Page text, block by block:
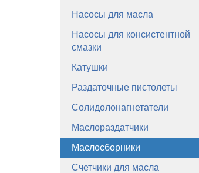
Насосы для масла
Насосы для консистентной
смазки
Катушки
Раздаточные пистолеты
Солидолонагнетатели
Маслораздатчики
Маслосборники
Счетчики для масла